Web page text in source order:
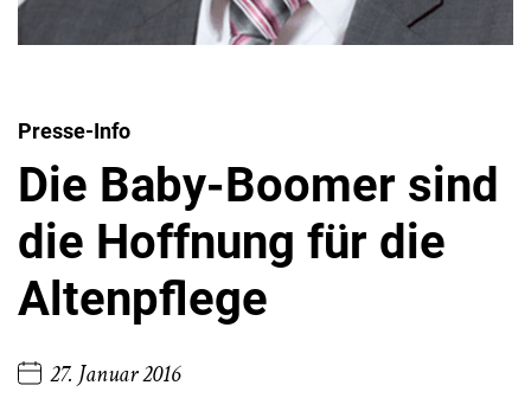
Presse-Info
Die Baby-Boomer sind
die Hoffnung für die
Altenpflege
27. Januar 2016